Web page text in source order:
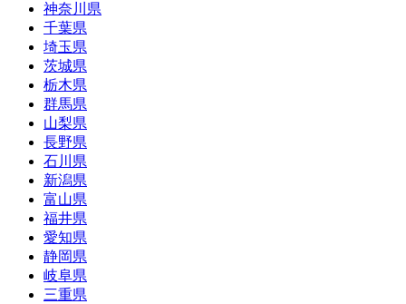
神奈川県
千葉県
埼玉県
茨城県
栃木県
群馬県
山梨県
長野県
石川県
新潟県
富山県
福井県
愛知県
静岡県
岐阜県
三重県